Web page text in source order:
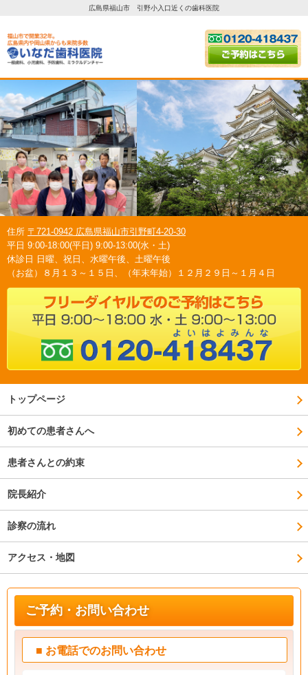
広島県福山市 引野小入口近くの歯科医院
住所 〒721-0942 広島県福山市引野町4-20-30
平日 9:00-18:00(平日) 9:00-13:00(水・土)
休診日 日曜、祝日、水曜午後、土曜午後
（お盆）８月１３～１５日、（年末年始）１２月２９日～１月４日
トップページ
初めての患者さんへ
患者さんとの約束
院長紹介
診察の流れ
アクセス・地図
ご予約・お問い合わせ
■ お電話でのお問い合わせ